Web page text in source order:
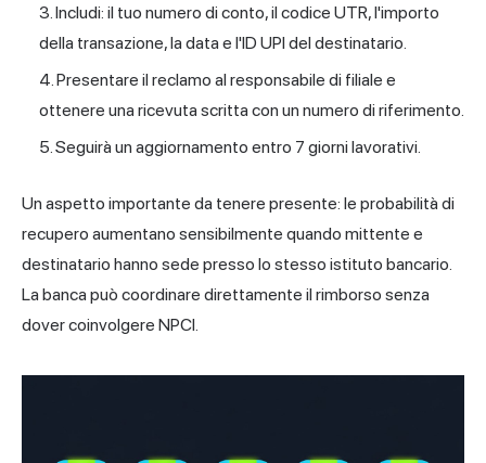
Includi: il tuo numero di conto, il codice UTR, l'importo
della transazione, la data e l'ID UPI del destinatario.
Presentare il reclamo al responsabile di filiale e
ottenere una ricevuta scritta con un numero di riferimento.
Seguirà un aggiornamento entro 7 giorni lavorativi.
Un aspetto importante da tenere presente: le probabilità di
recupero aumentano sensibilmente quando mittente e
destinatario hanno sede presso lo stesso istituto bancario.
La banca può coordinare direttamente il rimborso senza
dover coinvolgere NPCI.